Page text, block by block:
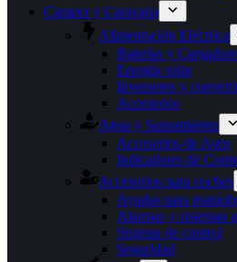
Camper y Caravana
Alimentación Eléctrica
Baterías y
Energía solar
Inversores y
Accesorios
Agua y Saneamiento
Accesorios de Aseo
Indicadores de
Accesorios para coches
Ayudas para
Alarmas y sistemas
Sistema de control
Seguridad